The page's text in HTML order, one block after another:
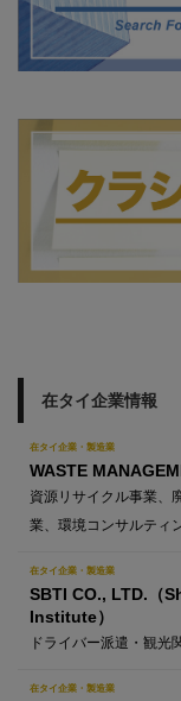
在タイ企業情報
在タイ企業・製造業
WASTE
資源リサイクル事業、
業、環境コンサルティ
在タイ企業・製造業
SBTI CO., LTD.（
Institute）
ドライバー派遣・観光
在タイ企業・製造業